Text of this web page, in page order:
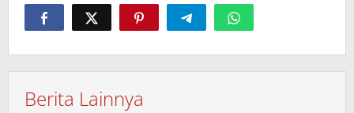
Berita Lainnya